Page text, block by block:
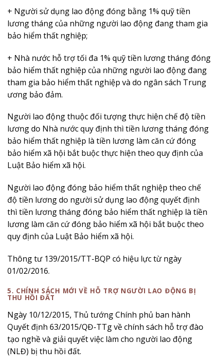
+ Người sử dụng lao động đóng bằng 1% quỹ tiền
lương tháng của những người lao động đang tham gia
bảo hiểm thất nghiệp;
+ Nhà nước hỗ trợ tối đa 1% quỹ tiền lương tháng đóng
bảo hiểm thất nghiệp của những người lao động đang
tham gia bảo hiểm thất nghiệp và do ngân sách Trung
ương bảo đảm.
Người lao động thuộc đối tượng thực hiện chế độ tiền
lương do Nhà nước quy định thì tiền lương tháng đóng
bảo hiểm thất nghiệp là tiền lương làm căn cứ đóng
bảo hiểm xã hội bắt buộc thực hiện theo quy định của
Luật Bảo hiểm xã hội.
Người lao động đóng bảo hiểm thất nghiệp theo chế
độ tiền lương do người sử dụng lao động quyết định
thì tiền lương tháng đóng bảo hiểm thất nghiệp là tiền
lương làm căn cứ đóng bảo hiểm xã hội bắt buộc theo
quy định của Luật Bảo hiểm xã hội.
Thông tư 139/2015/TT-BQP có hiệu lực từ ngày
01/02/2016.
5. CHÍNH SÁCH MỚI VỀ HỖ TRỢ NGƯỜI LAO ĐỘNG BỊ
THU HỒI ĐẤT
Ngày 10/12/2015, Thủ tướng Chính phủ ban hành
Quyết định 63/2015/QĐ-TTg về chính sách hỗ trợ đào
tạo nghề và giải quyết việc làm cho người lao động
(NLĐ) bị thu hồi đất.